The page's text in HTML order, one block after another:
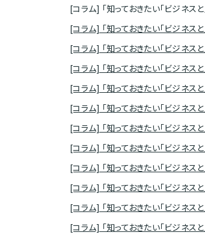
[コラム] 「知っておきたい「ビジネス
[コラム] 「知っておきたい「ビジネス
[コラム] 「知っておきたい「ビジネス
[コラム] 「知っておきたい「ビジネ
[コラム] 「知っておきたい「ビジネス
[コラム] 「知っておきたい「ビジネス
[コラム] 「知っておきたい「ビジネス
[コラム] 「知っておきたい「ビジネス
[コラム] 「知っておきたい「ビジネス
[コラム] 「知っておきたい「ビジネス
[コラム] 「知っておきたい「ビジネス
[コラム] 「知っておきたい「ビジネス